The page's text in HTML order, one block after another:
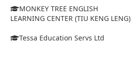
MONKEY TREE ENGLISH
LEARNING CENTER (TIU KENG LENG)
Tessa Education Servs Ltd